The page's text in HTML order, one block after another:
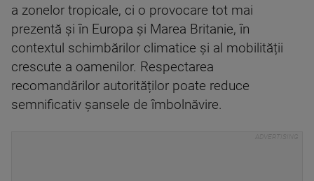
a zonelor tropicale, ci o provocare tot mai
prezentă și în Europa și Marea Britanie, în
contextul schimbărilor climatice și al mobilității
crescute a oamenilor. Respectarea
recomandărilor autorităților poate reduce
semnificativ șansele de îmbolnăvire.